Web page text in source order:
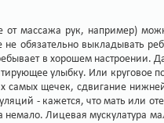
от массажа рук, например)
обязательно выкладывать
в хорошем
улыбку. Или круговое
щечек, сдвигание
- кажется, что мать или
немало. Лицевая мускулатура